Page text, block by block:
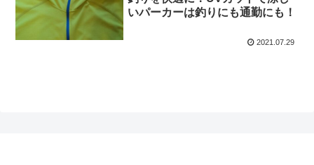
いパーカーは釣りにも通勤にも！
2021.07.29